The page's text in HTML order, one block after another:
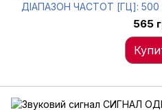
ДІАПАЗОН ЧАСТОТ [ГЦ]: 500
Bosch 0565